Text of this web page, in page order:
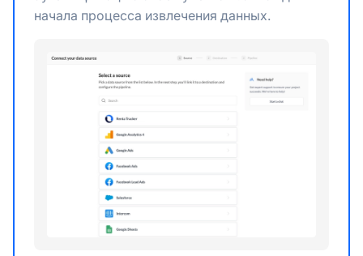
начала процесса извлечения данных.